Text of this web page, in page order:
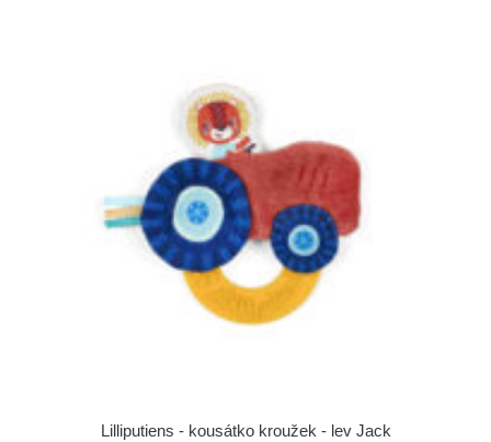
Lilliputiens - kousátko kroužek - lev Jack